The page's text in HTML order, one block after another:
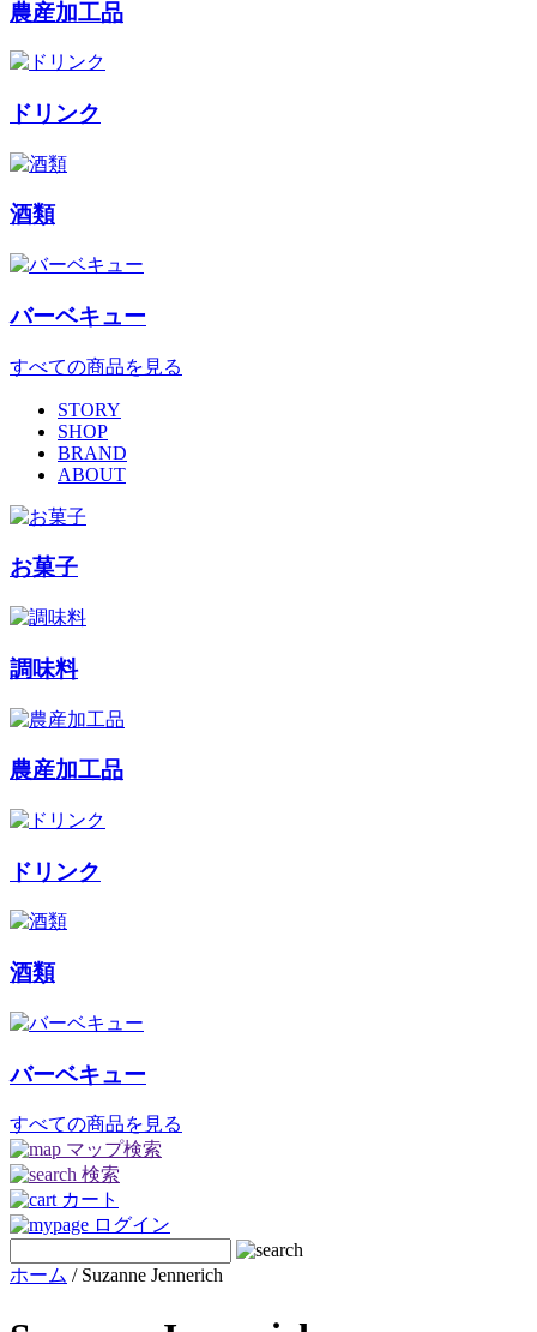
農産加工品
ドリンク
酒類
バーベキュー
すべての商品を見る
STORY
SHOP
BRAND
ABOUT
お菓子
調味料
農産加工品
ドリンク
酒類
バーベキュー
すべての商品を見る
マップ検索
検索
カート
ログイン
ホーム / Suzanne Jennerich